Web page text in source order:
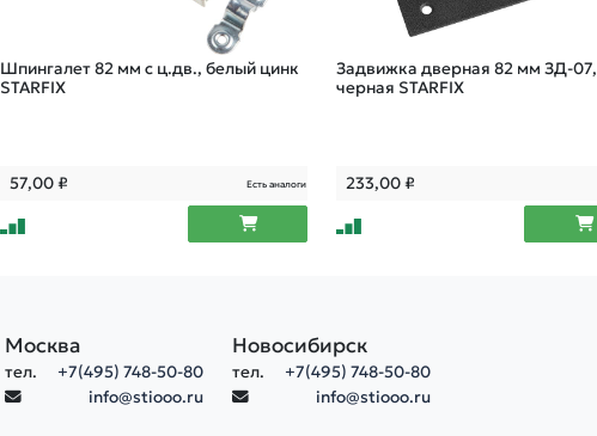
Шпингалет 82 мм с ц.дв., белый цинк
STARFIX
57,00₽ Есть аналоги
Задвижка дверная 82 мм ЗД-07,
черная STARFIX
233,00₽
Москва
тел.
+7(495) 748-50-80
info@stiooo.ru
Новосибирск
тел.
+7(495) 748-50-80
info@stiooo.ru